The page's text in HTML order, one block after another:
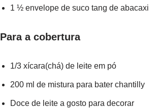
1 ½ envelope de suco tang de abacaxi
Para a cobertura
1/3 xícara(chá) de leite em pó
200 ml de mistura para bater chantilly
Doce de leite a gosto para decorar